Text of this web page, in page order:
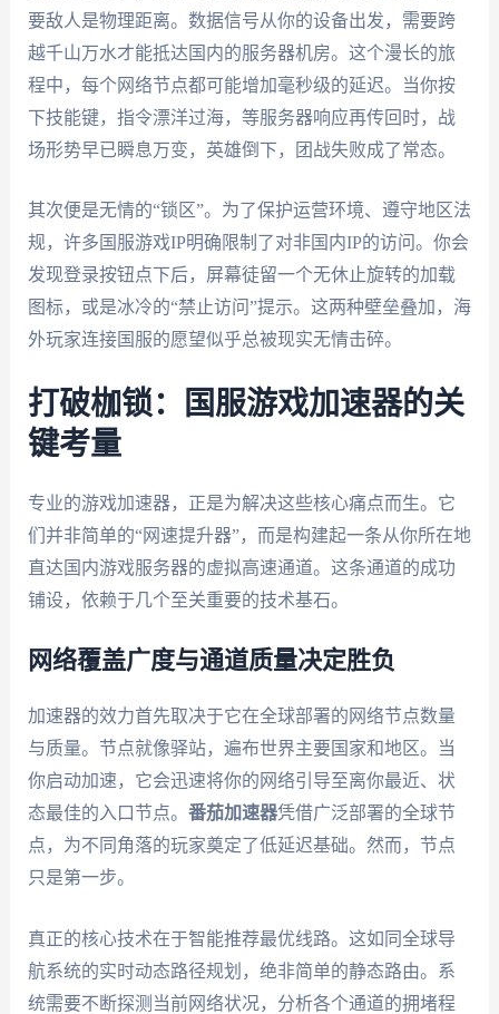
要敌人是物理距离。数据信号从你的设备出发，需要跨
越千山万水才能抵达国内的服务器机房。这个漫长的旅
程中，每个网络节点都可能增加毫秒级的延迟。当你按
下技能键，指令漂洋过海，等服务器响应再传回时，战
场形势早已瞬息万变，英雄倒下，团战失败成了常态。
其次便是无情的“锁区”。为了保护运营环境、遵守地区法
规，许多国服游戏IP明确限制了对非国内IP的访问。你会
发现登录按钮点下后，屏幕徒留一个无休止旋转的加载
图标，或是冰冷的“禁止访问”提示。这两种壁垒叠加，海
外玩家连接国服的愿望似乎总被现实无情击碎。
打破枷锁：国服游戏加速器的关
键考量
专业的游戏加速器，正是为解决这些核心痛点而生。它
们并非简单的“网速提升器”，而是构建起一条从你所在地
直达国内游戏服务器的虚拟高速通道。这条通道的成功
铺设，依赖于几个至关重要的技术基石。
网络覆盖广度与通道质量决定胜负
加速器的效力首先取决于它在全球部署的网络节点数量
与质量。节点就像驿站，遍布世界主要国家和地区。当
你启动加速，它会迅速将你的网络引导至离你最近、状
态最佳的入口节点。 番茄加速器凭借广泛部署的全球节
点，为不同角落的玩家奠定了低延迟基础。然而，节点
只是第一步。
真正的核心技术在于智能推荐最优线路。这如同全球导
航系统的实时动态路径规划，绝非简单的静态路由。系
统需要不断探测当前网络状况，分析各个通道的拥堵程